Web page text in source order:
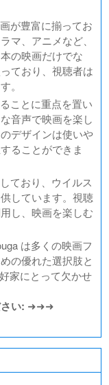
が豊富に揃ってお
マ、アニメなど、
の映画だけでな
ており、視聴者は
。
ことに重点を置い
音声で映画を楽し
デザインは使いや
ることができま
ており、ウイルス
しています。視聴
し、映画を楽しむ
は多くの映画フ
の優れた選択肢と
家にとって欠かせ
い: ➜➜➜